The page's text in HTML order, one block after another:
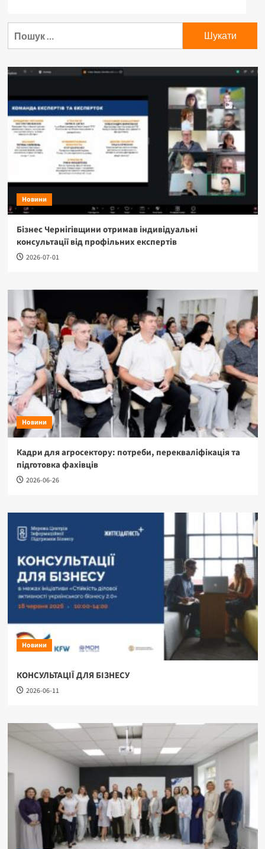
Новини
Бізнес Чернігівщини отримав індивідуальні
консультації від профільних експертів
2026-07-01
Новини
Кадри для агросектору: потреби, перекваліфікація та
підготовка фахівців
2026-06-26
Новини
КОНСУЛЬТАЦІЇ ДЛЯ БІЗНЕСУ
2026-06-11